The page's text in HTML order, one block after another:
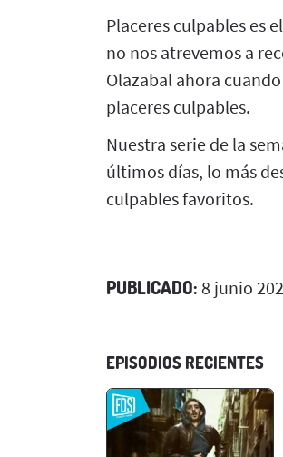
Placeres culpables es
no nos atrevemos a
Olazabal ahora
placeres culpables.
Nuestra serie de la
últimos días, lo más
culpables favoritos.
PUBLICADO: 8 junio
EPISODIOS RECIENTES